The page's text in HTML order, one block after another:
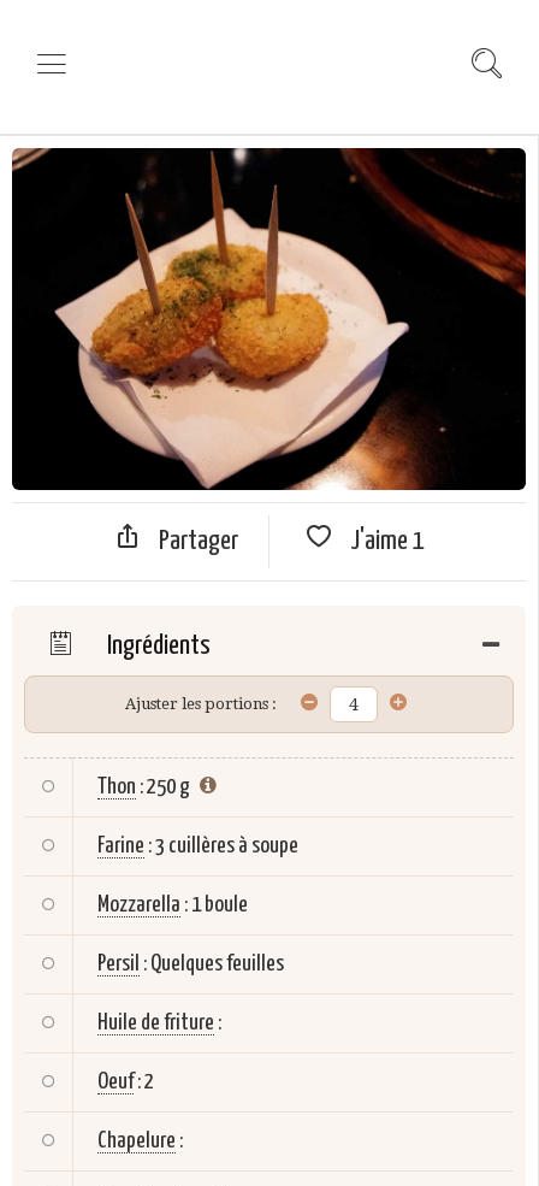
Partager J'aime 1
Ingrédients
Ajuster les portions :
Thon :250 g
Farine :3 cuillères à soupe
Mozzarella : 1 boule
Persil : Quelques feuilles
Huile de friture :
Oeuf :2
Chapelure :